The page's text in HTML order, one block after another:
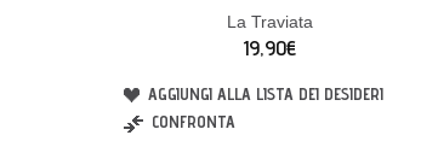
La Traviata
19,90€
AGGIUNGI ALLA LISTA DEI DESIDERI
CONFRONTA